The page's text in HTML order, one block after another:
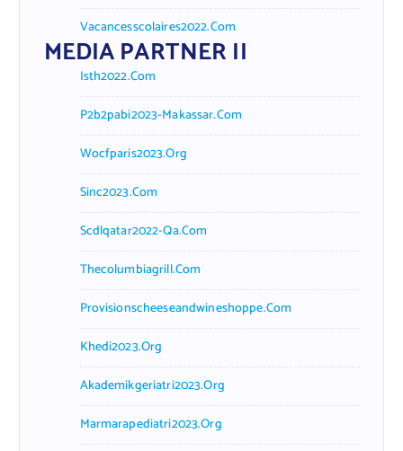
Vacancesscolaires2022.com
MEDIA PARTNER II
Isth2022.com
P2b2pabi2023-Makassar.com
Wocfparis2023.org
Sinc2023.com
Scdlqatar2022-Qa.com
Thecolumbiagrill.com
Provisionscheeseandwineshoppe.com
Khedi2023.org
Akademikgeriatri2023.org
Marmarapediatri2023.org